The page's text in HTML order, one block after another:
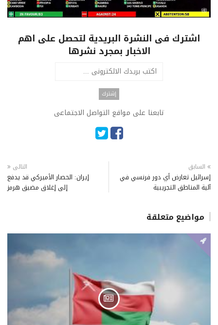
اشترك فى النشرة البريدية لتحصل على اهم
الاخبار بمجرد نشرها
تابعنا على مواقع التواصل الاجتماعى
السابق
إسرائيل تعارض أي دور فرنسي في
آلية المناطق التجريبية
التالى
إيران: الحصار الأميركي قد يدفع
إلى إغلاق مضيق هرمز
مواضيع متعلقة